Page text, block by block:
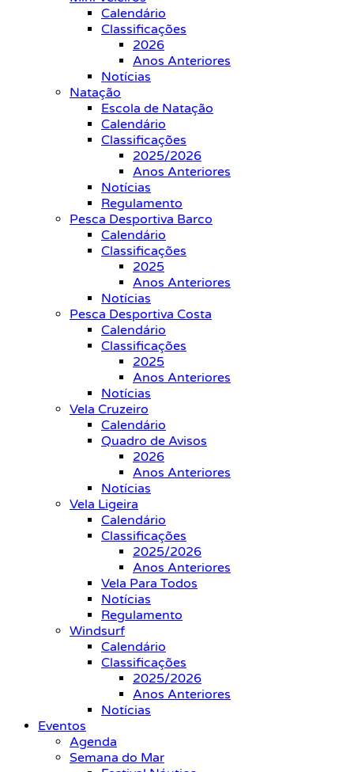
Calendário
Classificações
2026
Anos Anteriores
Notícias
Natação
Escola de Natação
Calendário
Classificações
2025/2026
Anos Anteriores
Notícias
Regulamento
Pesca Desportiva Barco
Calendário
Classificações
2025
Anos Anteriores
Notícias
Pesca Desportiva Costa
Calendário
Classificações
2025
Anos Anteriores
Notícias
Vela Cruzeiro
Calendário
Quadro de Avisos
2026
Anos Anteriores
Notícias
Vela Ligeira
Calendário
Classificações
2025/2026
Anos Anteriores
Vela Para Todos
Notícias
Regulamento
Windsurf
Calendário
Classificações
2025/2026
Anos Anteriores
Notícias
Eventos
Agenda
Semana do Mar